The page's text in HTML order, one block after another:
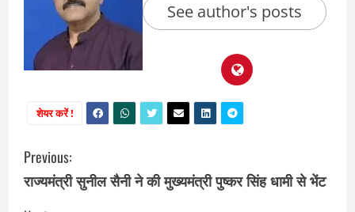
See author's posts
शेयर करें !
C
o
Previous:
राज्यमंत्री सुनील सैनी ने की मुख्यमंत्री पुष्कर सिंह धामी से भेंट